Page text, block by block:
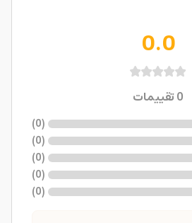
0.0
0تقييمات
(
0
)
(
0
)
(
0
)
(
0
)
(
0
)